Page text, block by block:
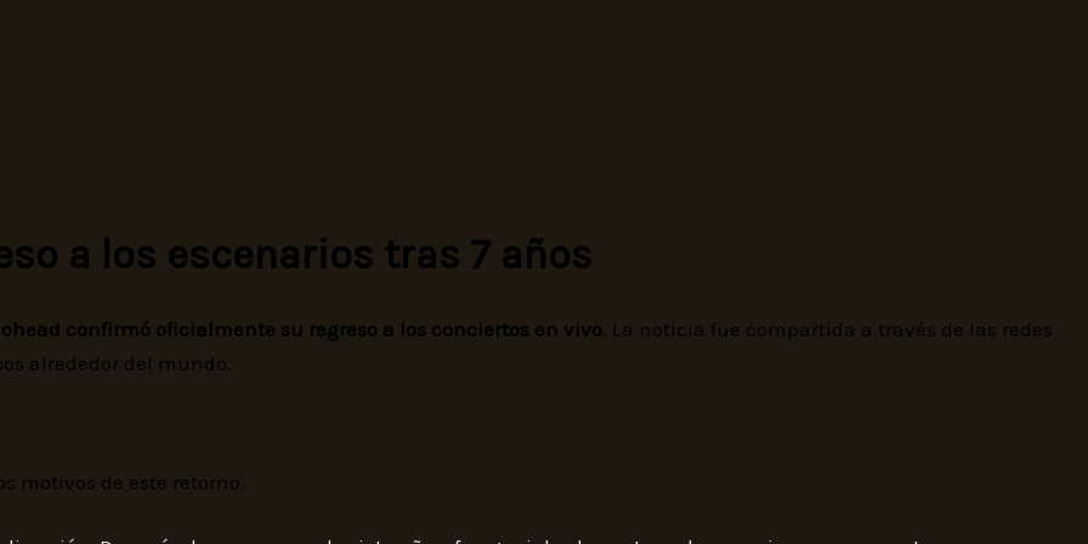
a los escenarios tras 7 años
confirmó oficialmente su regreso a los conciertos en vivo . La noticia fue compartida a través de las redes
alrededor del mundo.
motivos de este retorno.